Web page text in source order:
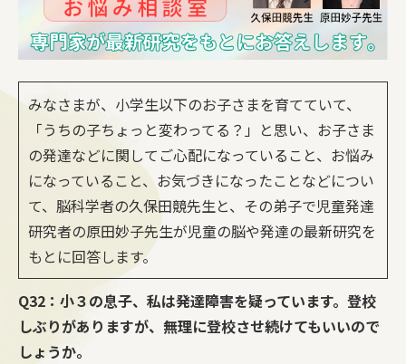
みなさまが、小学生以下のお子さまを育てていて、
「うちの子ちょっと変わってる？」と思い、お子さま
の発達などに関してご心配になっていること、お悩み
になっていること、お気づきになったことなどについ
て、脳科学者の久保田競先生と、その弟子で児童発達
研究者の原田妙子先生が児童の脳や発達の最新研究を
もとに回答します。
Q32：小３の息子、私は発達障害を疑っています。登校
しぶりがありますが、無理に登校させ続けてもいいので
しょうか。